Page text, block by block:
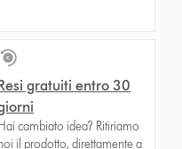
gratuiti entro 30
Hai cambiato idea? Ritiriamo
il prodotto, direttamente a